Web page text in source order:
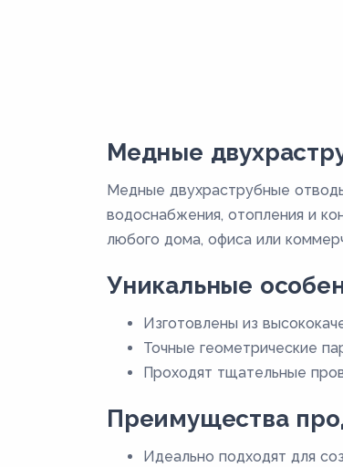
Медные
Медные двухраструбные
водоснабжения, отопления и
любого дома, офиса или
Уникальные
Изготовлены из
Точные геометрические
Проходят тщательные
Преимущества
Идеально подходят для